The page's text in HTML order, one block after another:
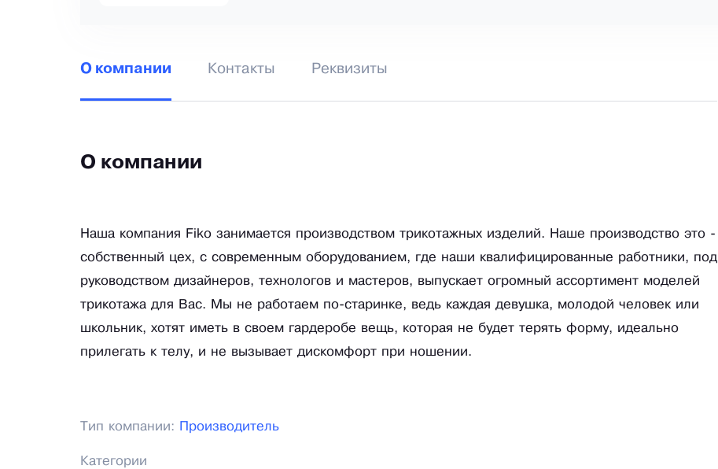
О компании Контакты Реквизиты
О компании
Наша компания Fiko занимается производством трикотажных изделий. Наше производство это -
собственный цех, с современным оборудованием, где наши квалифицированные работники, под
руководством дизайнеров, технологов и мастеров, выпускает огромный ассортимент моделей
трикотажа для Вас. Мы не работаем по-старинке, ведь каждая девушка, молодой человек или
школьник, хотят иметь в своем гардеробе вещь, которая не будет терять форму, идеально
прилегать к телу, и не вызывает дискомфорт при ношении.
Тип компании: Производитель
Категории